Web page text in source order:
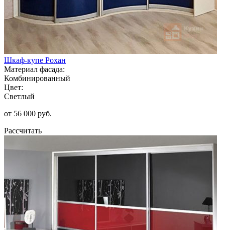
Шкаф-купе Рохан
Материал фасада:
Комбинированный
Цвет:
Светлый
от 56 000 руб.
Рассчитать